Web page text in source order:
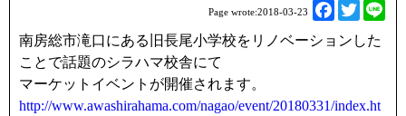
Page wrote:2018-03-23
F
T
i
南房総市滝口にある旧長尾小学校をリノベーションした
ことで話題のシラハマ校舎にて
マーケットイベントが開催されます。
http://www.awashirahama.com/nagao/event/20180331/index.ht